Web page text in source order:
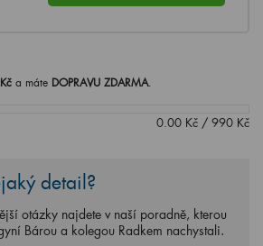
a máte DOPRAVU ZDARMA.
0.00 Kč / 990 Kč
detail?
otázky najdete v naší poradně, kterou
Bárou a kolegou Radkem nachystali.